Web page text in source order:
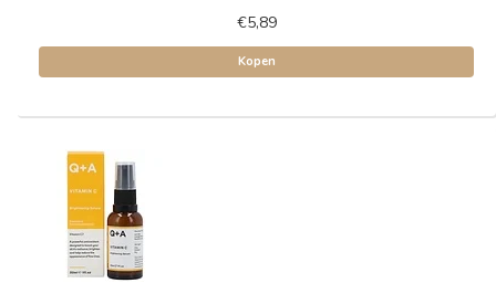
€5,89
Kopen